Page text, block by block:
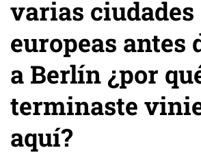
varias ciudades
europeas antes
a Berlín ¿por
terminaste
aquí?